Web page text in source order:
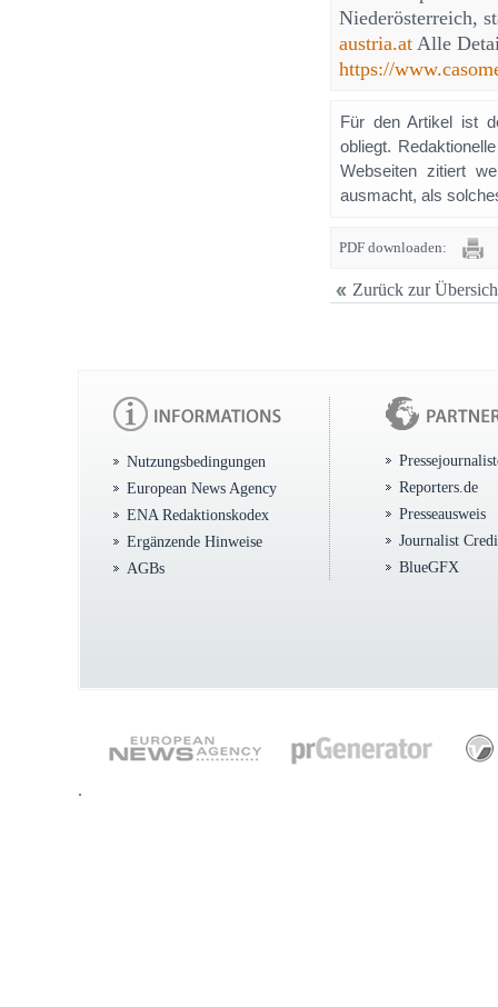
Niederösterreich,
austria.at Alle
https://
Für den Artikel ist
obliegt.
Webseiten zitiert
ausmacht, als
PDF downloaden:
Zurück zur
Nutzungsbedingungen
European News Agency
ENA Redaktionskodex
Ergänzende Hinweise
AGBs
Reporters.de
Presseausweis
Journalist
BlueGFX
.